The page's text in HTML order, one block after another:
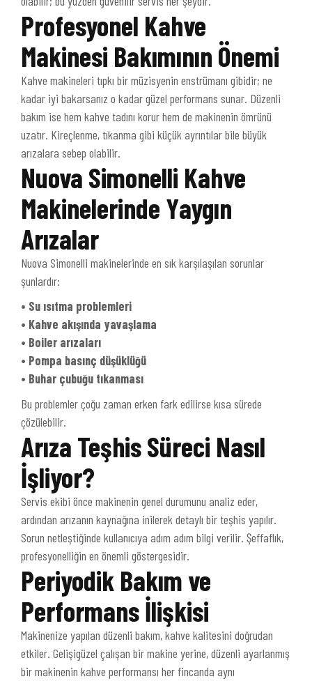
Profesyonel Kahve
Makinesi Bakımının Önemi
Kahve makineleri tıpkı bir müzisyenin enstrümanı gibidir; ne
kadar iyi bakarsanız o kadar güzel performans sunar. Düzenli
bakım ise hem kahve tadını korur hem de makinenin ömrünü
uzatır. Kireçlenme, tıkanma gibi küçük ayrıntılar bile büyük
arızalara sebep olabilir.
Nuova Simonelli Kahve
Makinelerinde Yaygın
Arızalar
Nuova Simonelli makinelerinde en sık karşılaşılan sorunlar
şunlardır:
• Su ısıtma problemleri
• Kahve akışında yavaşlama
• Boiler arızaları
• Pompa basınç düşüklüğü
• Buhar çubuğu tıkanması
Bu problemler çoğu zaman erken fark edilirse kısa sürede
çözülebilir.
Arıza Teşhis Süreci Nasıl
İşliyor?
Servis ekibi önce makinenin genel durumunu analiz eder,
ardından arızanın kaynağına inilerek detaylı bir teşhis yapılır.
Sorun netleştiğinde kullanıcıya adım adım bilgi verilir. Şeffaflık,
profesyonelliğin en önemli göstergesidir.
Periyodik Bakım ve
Performans İlişkisi
Makinenize yapılan düzenli bakım, kahve kalitesini doğrudan
etkiler. Gelişigüzel çalışan bir makine yerine, düzenli ayarlanmış
bir makinenin kahve performansı her fincanda aynı